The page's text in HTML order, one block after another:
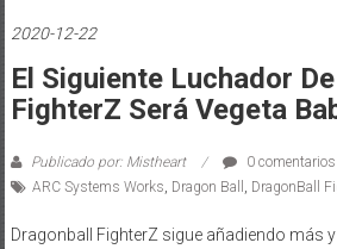
2020-12-22
El Siguiente Luchador De
FighterZ Será Vegeta
Publicado por: Mistheart
0 comentarios
ARC Systems Works, Dragon Ball , DragonBall
Dragonball FighterZ sigue añadiendo más